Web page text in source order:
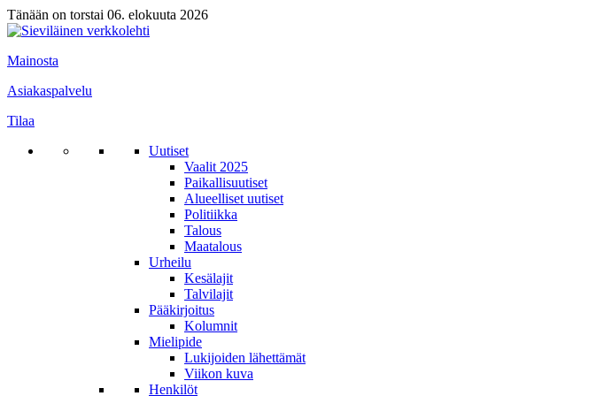
Tänään on torstai 06. elokuuta 2026
Mainosta
Asiakaspalvelu
Tilaa
Uutiset
Vaalit 2025
Paikallisuutiset
Alueelliset uutiset
Politiikka
Talous
Maatalous
Urheilu
Kesälajit
Talvilajit
Pääkirjoitus
Kolumnit
Mielipide
Lukijoiden lähettämät
Viikon kuva
Henkilöt